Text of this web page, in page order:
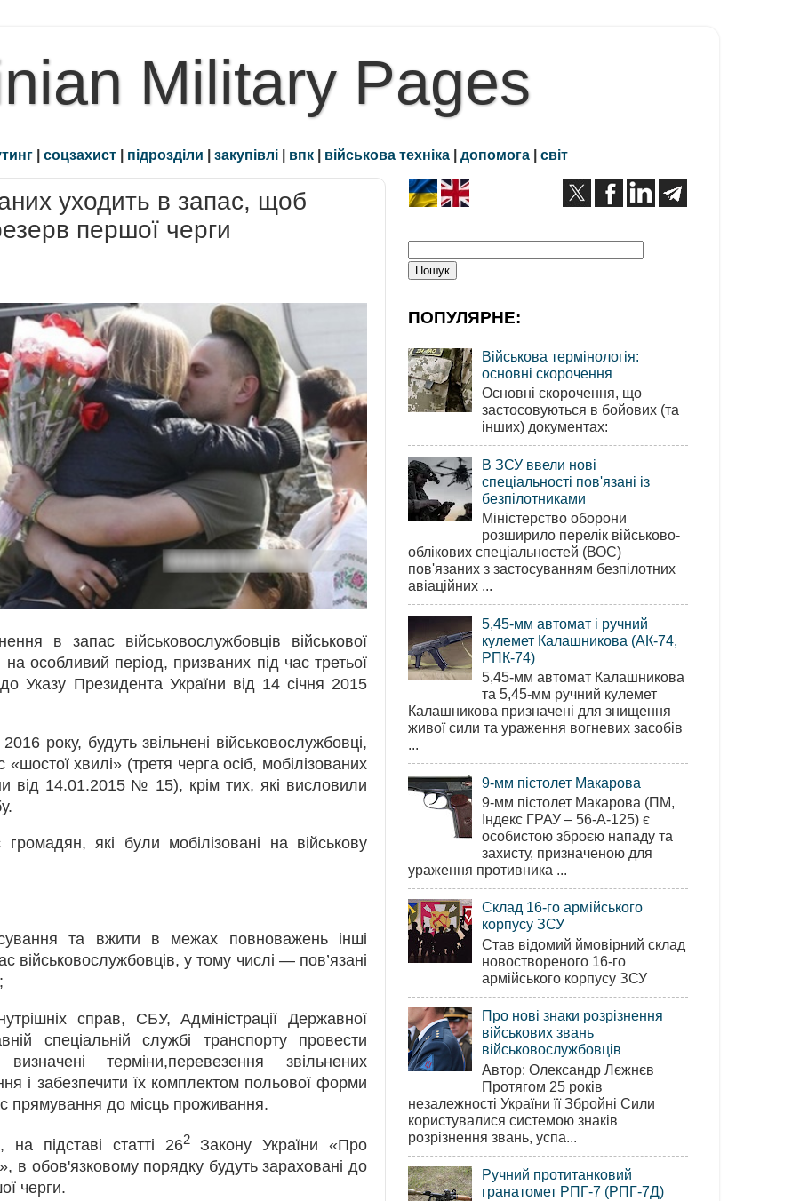
Military Pages
| соцзахист | підрозділи | закупівлі | впк | військова техніка | допомога | світ
уходить в запас, щоб
першої черги
в запас військовослужбовців військової
особливий період, призваних під час третьої
до Указу Президента України від 14 січня 2015
року, будуть звільнені військовослужбовці,
«шостої хвилі» (третя черга осіб, мобілізованих
від 14.01.2015 № 15), крім тих, які висловили
які були мобілізовані на військову
та вжити в межах повноважень інші
військовослужбовців, у тому числі — пов’язані
справ, СБУ, Адміністрації Державної
спеціальній службі транспорту провести
терміни,перевезення звільнених
і забезпечити їх комплектом польової форми
прямування до місць проживання.
на підставі статті 262Закону України «Про
в обов'язковому порядку будуть зараховані до
черги.
ПОПУЛЯРНЕ:
Військова термінологія:
основні скорочення
Основні скорочення, що
застосовуються в бойових (та
інших) документах:
В ЗСУ ввели нові
спеціальності пов'язані із
безпілотниками
Міністерство оборони
розширило перелік військово-
облікових спеціальностей (ВОС)
пов'язаних з застосуванням безпілотних
авіаційних ...
5,45-мм автомат і ручний
кулемет Калашникова (АК-74,
РПК-74)
5,45-мм автомат Калашникова
та 5,45-мм ручний кулемет
Калашникова призначені для знищення
живої сили та ураження вогневих засобів
...
9-мм пістолет Макарова
9-мм пістолет Макарова (ПМ,
Індекс ГРАУ – 56-А-125) є
особистою зброєю нападу та
захисту, призначеною для
ураження противника ...
Склад 16-го армійського
корпусу ЗСУ
Став відомий ймовірний склад
новоствореного 16-го
армійського корпусу ЗСУ
Про нові знаки розрізнення
військових звань
військовослужбовців
Автор: Олександр Лєжнєв
Протягом 25 років
незалежності України її Збройні Сили
користувалися системою знаків
розрізнення звань, успа...
Ручний протитанковий
гранатомет РПГ-7 (РПГ-7Д)